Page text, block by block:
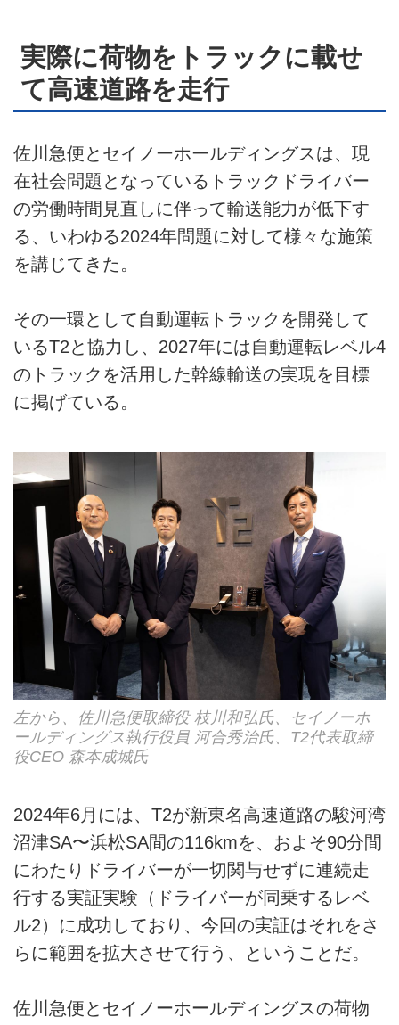
実際に荷物をトラックに載せ
て高速道路を走行
佐川急便とセイノーホールディングスは、現
在社会問題となっているトラックドライバー
の労働時間見直しに伴って輸送能力が低下す
る、いわゆる2024年問題に対して様々な施策
を講じてきた。
その一環として自動運転トラックを開発して
いるT2と協力し、2027年には自動運転レベル4
のトラックを活用した幹線輸送の実現を目標
に掲げている。
左から、佐川急便取締役 枝川和弘氏、セイノーホ
ールディングス執行役員 河合秀治氏、T2代表取締
役CEO 森本成城氏
2024年6月には、T2が新東名高速道路の駿河湾
沼津SA〜浜松SA間の116kmを、およそ90分間
にわたりドライバーが一切関与せずに連続走
行する実証実験（ドライバーが同乗するレベ
ル2）に成功しており、今回の実証はそれをさ
らに範囲を拡大させて行う、ということだ。
佐川急便とセイノーホールディングスの荷物